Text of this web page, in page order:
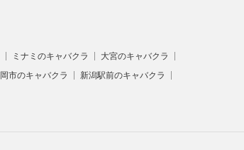
ミナミのキャバクラ
大宮のキャバクラ
市のキャバクラ
新潟駅前のキャバクラ